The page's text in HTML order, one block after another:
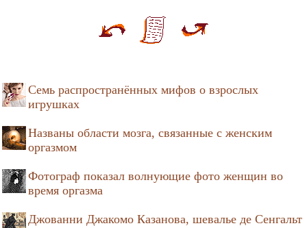
Семь распространённых мифов о взрослых
игрушках
Названы области мозга, связанные с женским
оргазмом
Фотограф показал волнующие фото женщин во
время оргазма
Джованни Джакомо Казанова, шевалье де Сенгальт